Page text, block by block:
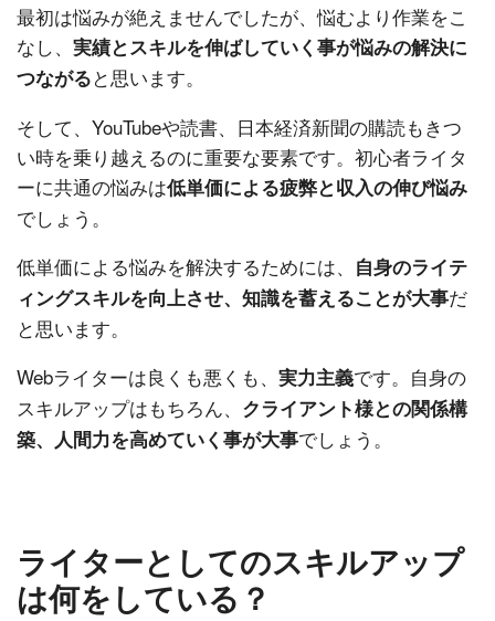
最初は悩みが絶えませんでしたが、悩むより作業をこ
なし、 実績とスキルを伸ばしていく事が悩みの解決に
つながると思います。
そして、YouTubeや読書、日本経済新聞の購読もきつ
い時を乗り越えるのに重要な要素です。初心者ライタ
ーに共通の悩みは低単価による疲弊と収入の伸び悩み
でしょう。
低単価による悩みを解決するためには、
自身のライテ
ィングスキルを向上させ、知識を蓄えることが大事だ
と思います。
Webライターは良くも悪くも、 実力主義です。自身の
スキルアップはもちろん、 クライアント様との関係構
築、人間力を高めていく事が大事でしょう。
ライターとしてのスキルアップ
は何をしている？